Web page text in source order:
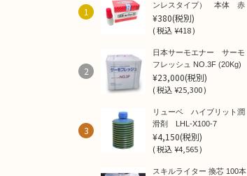
1
ンレスタイプ） 本体 赤
¥380(税別)
(税込¥418 )
2
日本サーモエナー サーモ
フレッシュ NO.3F (20Kg)
¥23,000(税別)
(税込¥25,300 )
3
リューベ ハイブリット潤
滑剤 LHL-X100-7
¥4,150(税別)
(税込¥4,565 )
スキルライター 換芯 100本